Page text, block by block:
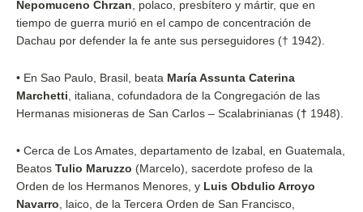
Nepomuceno Chrzan , polaco, presbítero y mártir, que en
tiempo de guerra murió en el campo de concentración de
Dachau por defender la fe ante sus perseguidores († 1942).
• En Sao Paulo, Brasil, beata María Assunta Caterina
Marchetti , italiana, cofundadora de la Congregación de las
Hermanas misioneras de San Carlos – Scalabrinianas († 1948).
• Cerca de Los Amates, departamento de Izabal, en Guatemala,
Beatos Tulio Maruzzo (Marcelo), sacerdote profeso de la
Orden de los Hermanos Menores, y Luis Obdulio Arroyo
Navarro , laico, de la Tercera Orden de San Francisco,